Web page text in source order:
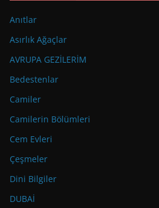
Anıtlar
Asırlık Ağaçlar
AVRUPA GEZİLERİM
Bedestenlar
Camiler
Camilerin Bölümleri
Cem Evleri
Çeşmeler
Dini Bilgiler
DUBAİ